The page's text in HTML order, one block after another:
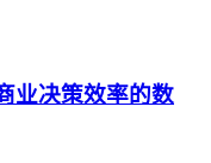
业决策效率的数